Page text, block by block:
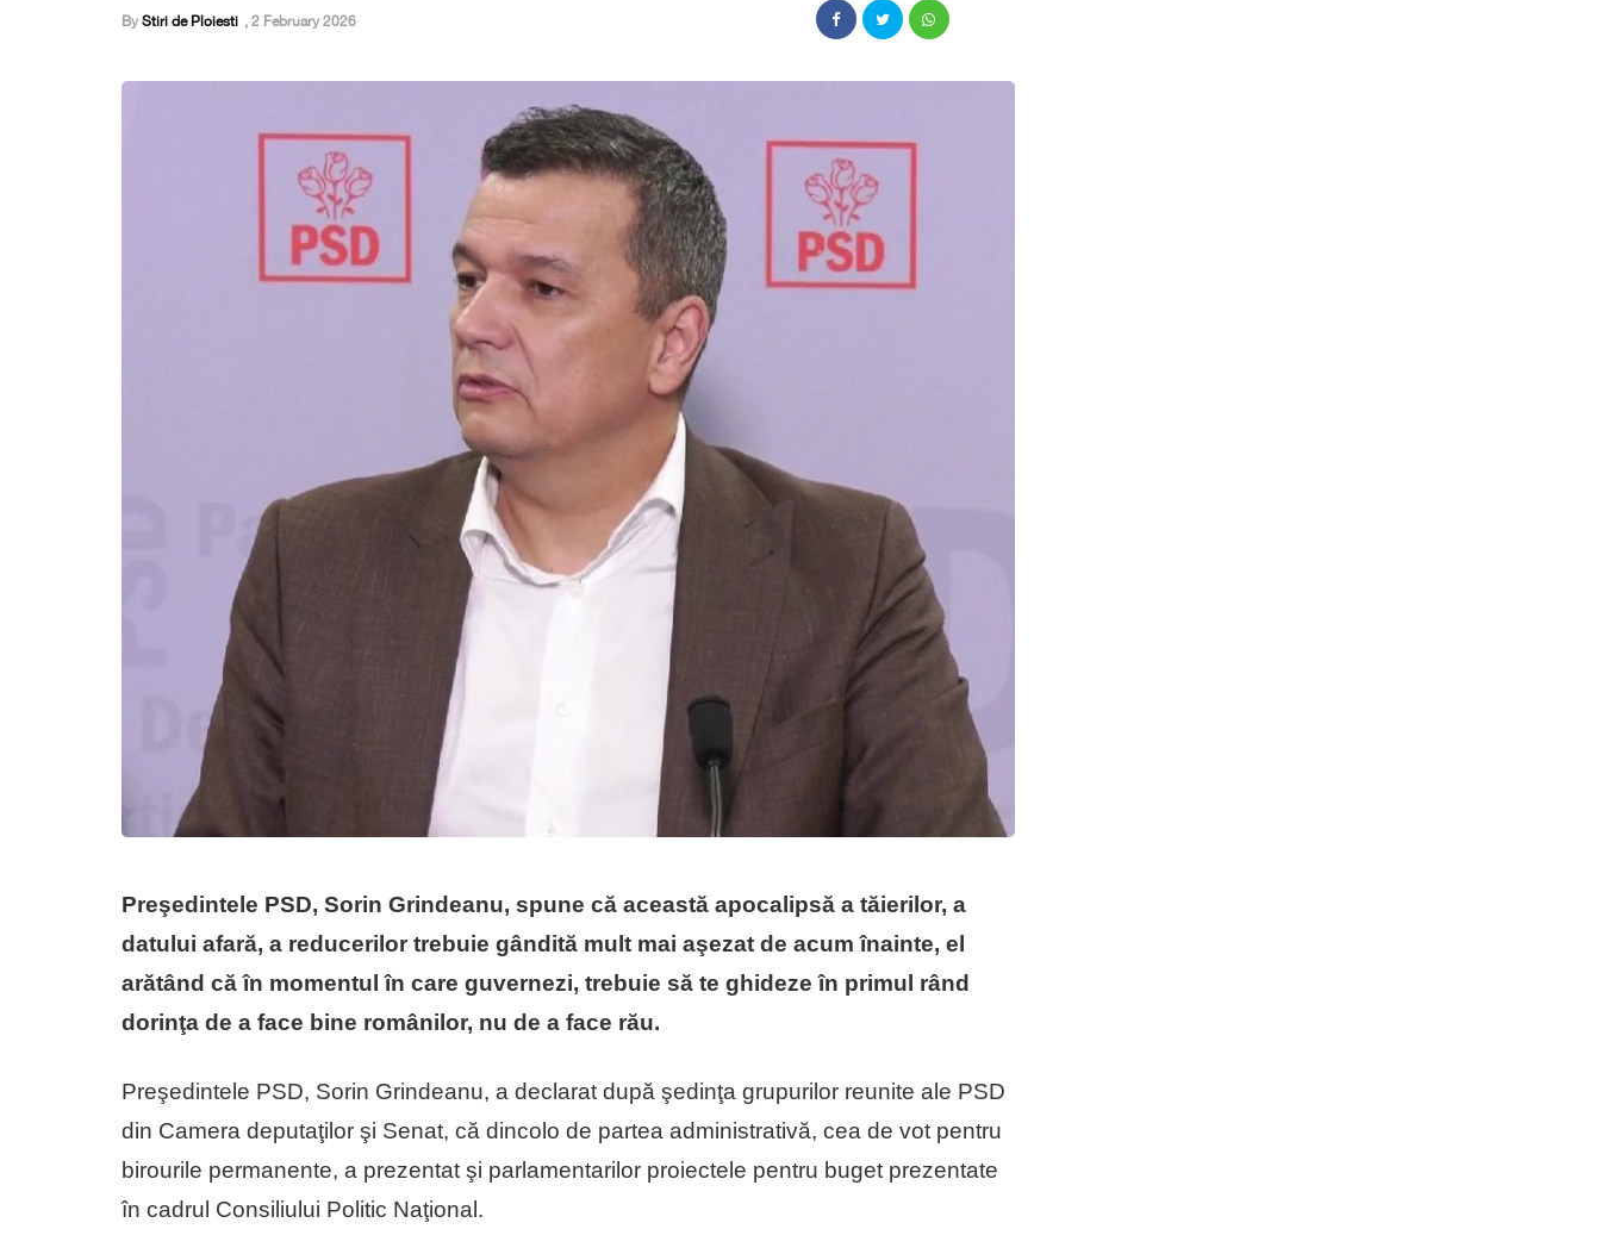
By Stiri de Ploiesti , 2 February 2026
Preşedintele PSD, Sorin Grindeanu, spune că această apocalipsă a tăierilor, a
datului afară, a reducerilor trebuie gândită mult mai aşezat de acum înainte, el
arătând că în momentul în care guvernezi, trebuie să te ghideze în primul rând
dorinţa de a face bine românilor, nu de a face rău.
Preşedintele PSD, Sorin Grindeanu, a declarat după şedinţa grupurilor reunite ale PSD
din Camera deputaţilor şi Senat, că dincolo de partea administrativă, cea de vot pentru
birourile permanente, a prezentat şi parlamentarilor proiectele pentru buget prezentate
în cadrul Consiliului Politic Naţional.